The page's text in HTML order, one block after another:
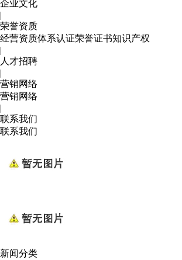
企业文化
|
荣誉资质
经营资质体系认证荣誉证书知识产权
|
人才招聘
|
营销网络
营销网络
|
联系我们
联系我们
新闻分类